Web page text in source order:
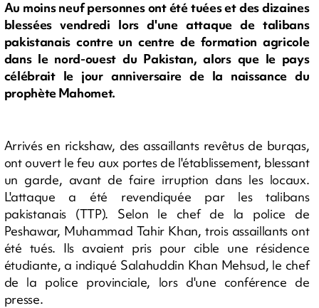
Au moins neuf personnes ont été tuées et des dizaines
blessées vendredi lors d'une attaque de talibans
pakistanais contre un centre de formation agricole
dans le nord-ouest du Pakistan, alors que le pays
célébrait le jour anniversaire de la naissance du
prophète Mahomet.
Arrivés en rickshaw, des assaillants revêtus de burqas,
ont ouvert le feu aux portes de l'établissement, blessant
un garde, avant de faire irruption dans les locaux.
L'attaque a été revendiquée par les talibans
pakistanais (TTP). Selon le chef de la police de
Peshawar, Muhammad Tahir Khan, trois assaillants ont
été tués. Ils avaient pris pour cible une résidence
étudiante, a indiqué Salahuddin Khan Mehsud, le chef
de la police provinciale, lors d'une conférence de
presse.